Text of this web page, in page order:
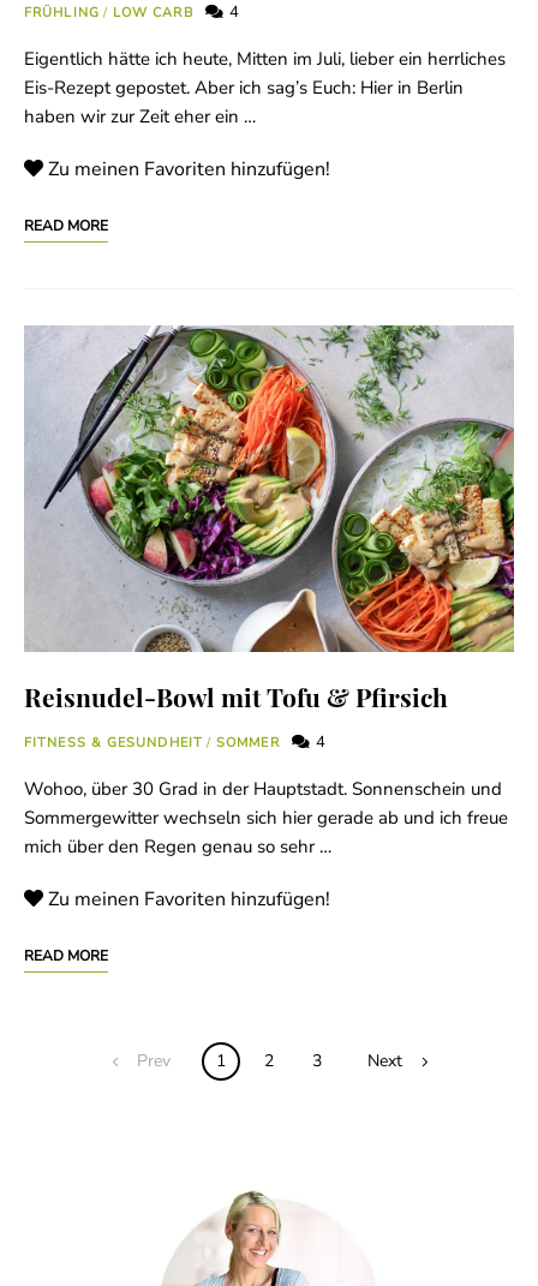
FRÜHLING / LOW CARB 4
Eigentlich hätte ich heute, Mitten im Juli, lieber ein herrliches
Eis-Rezept gepostet. Aber ich sag’s Euch: Hier in Berlin
haben wir zur Zeit eher ein …
Zu meinen Favoriten hinzufügen!
READ MORE
Reisnudel-Bowl mit Tofu & Pfirsich
FITNESS & GESUNDHEIT / SOMMER 4
Wohoo, über 30 Grad in der Hauptstadt. Sonnenschein und
Sommergewitter wechseln sich hier gerade ab und ich freue
mich über den Regen genau so sehr …
Zu meinen Favoriten hinzufügen!
READ MORE
Prev 1 2 3 Next